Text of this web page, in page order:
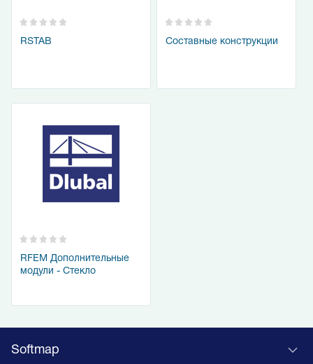
RSTAB Составные конструкции
RFEM Дополнительные
модули - Стекло
Softmap